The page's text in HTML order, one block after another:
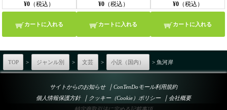
¥0 （税込）
カートに入れる
¥0（税込）
カートに入れる
¥0（税込）
カートに入れる
TOP > ジャンル別 > 文芸 > 小説（国内） > 魚河岸
サイトからのお知らせ ｜ ConTenDoモール利用規約
個人情報保護方針
｜ クッキー（Cookie）ポリシー ｜ 会社概要